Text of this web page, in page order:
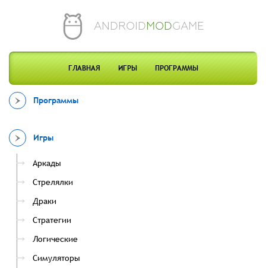
ANDROIDMODGAME
ГЛАВНАЯ ИГРЫ ПРОГРАММЫ
Программы
Игры
Аркады
Стрелялки
Драки
Стратегии
Логические
Симуляторы